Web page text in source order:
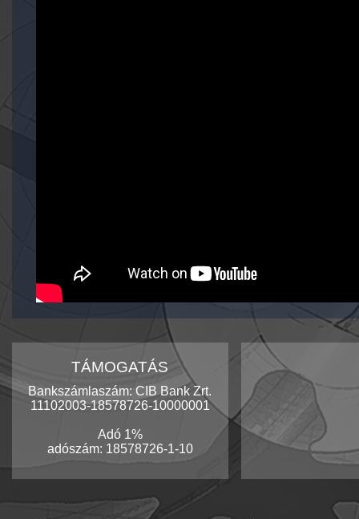
TÁMOGATÁS
Bankszámlaszám: CIB Bank Zrt.
11102003-18578726-10000001
Adó 1%
adószám: 18578726-1-10